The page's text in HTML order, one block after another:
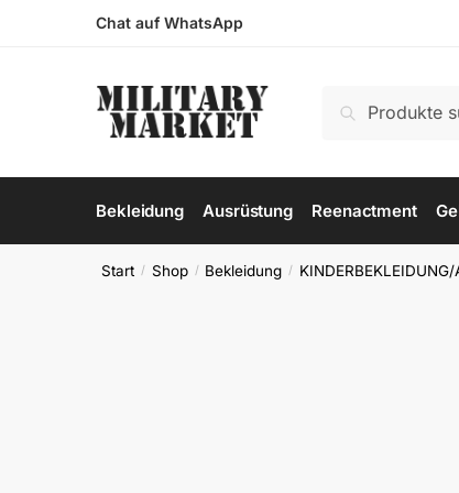
Chat auf WhatsApp
nach:
Suchen
Bekleidung Ausrüstung Reenactment
Start / Shop / Bekleidung /